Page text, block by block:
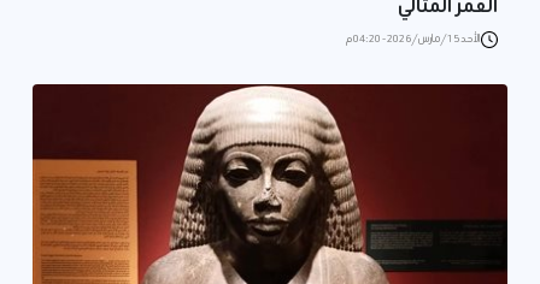
الأحد 15/مارس/2026 - 04:20 م